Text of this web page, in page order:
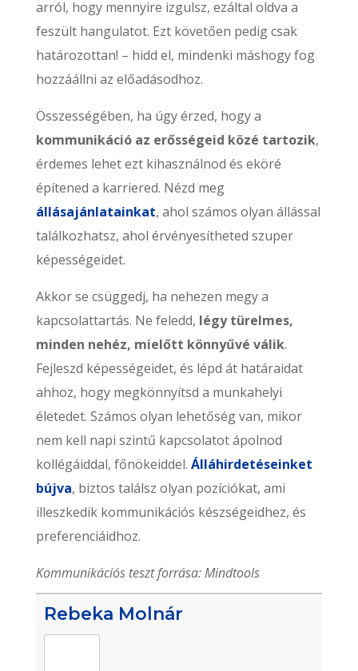
arról, hogy mennyire izgulsz, ezáltal oldva a
feszült hangulatot. Ezt követően pedig csak
határozottan! – hidd el, mindenki máshogy fog
hozzáállni az előadásodhoz.
Összességében, ha úgy érzed, hogy a
kommunikáció az erősségeid közé tartozik,
érdemes lehet ezt kihasználnod és eköré
építened a karriered. Nézd meg
állásajánlatainkat, ahol számos olyan állással
találkozhatsz, ahol érvényesítheted szuper
képességeidet.
Akkor se csüggedj, ha nehezen megy a
kapcsolattartás. Ne feledd, légy türelmes,
minden nehéz, mielőtt könnyűvé válik.
Fejleszd képességeidet, és lépd át határaidat
ahhoz, hogy megkönnyítsd a munkahelyi
életedet. Számos olyan lehetőség van, mikor
nem kell napi szintű kapcsolatot ápolnod
kollégáiddal, főnökeiddel. Álláhirdetéseinket
bújva, biztos találsz olyan pozíciókat, ami
illeszkedik kommunikációs készségeidhez, és
preferenciáidhoz.
Kommunikációs teszt forrása: Mindtools
Rebeka Molnár